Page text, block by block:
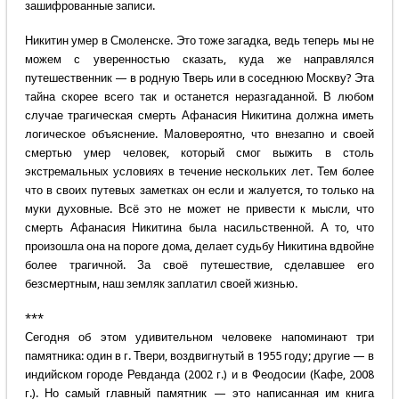
зашифрованные записи.
Никитин умер в Смоленске. Это тоже загадка, ведь теперь мы не
можем с уверенностью сказать, куда же направлялся
путешественник — в родную Тверь или в соседнюю Москву? Эта
тайна скорее всего так и останется неразгаданной. В любом
случае трагическая смерть Афанасия Никитина должна иметь
логическое объяснение. Маловероятно, что внезапно и своей
смертью умер человек, который смог выжить в столь
экстремальных условиях в течение нескольких лет. Тем более
что в своих путевых заметках он если и жалуется, то только на
муки духовные. Всё это не может не привести к мысли, что
смерть Афанасия Никитина была насильственной. А то, что
произошла она на пороге дома, делает судьбу Никитина вдвойне
более трагичной. За своё путешествие, сделавшее его
безсмертным, наш земляк заплатил своей жизнью.
***
Сегодня об этом удивительном человеке напоминают три
памятника: один в г. Твери, воздвигнутый в 1955 году; другие — в
индийском городе Ревданда (2002 г.) и в Феодосии (Кафе, 2008
г.). Но самый главный памятник — это написанная им книга